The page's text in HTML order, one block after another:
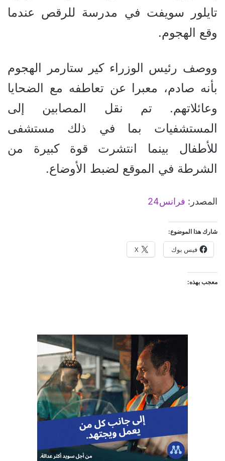
تايلور سويفت في مدرسة للرقص عندما
وقع الهجوم.
ووصف رئيس الوزراء كير ستارمر الهجوم
بأنه صادم، معبرا عن تعاطفه مع الضحايا
وعائلاتهم. تم نقل المصابين إلى
المستشفيات بما في ذلك مستشفى
للأطفال بينما انتشرت قوة كبيرة من
الشرطة في الموقع لضبط الأوضاع.
المصدر: فرانس24
شارك هذا الموضوع:
فيس بوك X
معجب بهذه: